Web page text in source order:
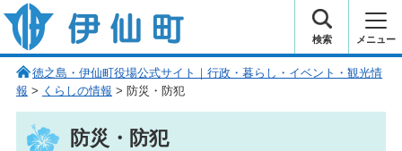
伊仙町 健康・長寿と子宝の町
検索 メニュー
徳之島・伊仙町役場公式サイト｜行政・暮らし・イベント・観光情
報 > くらしの情報 > 防災・防犯
防災・防犯